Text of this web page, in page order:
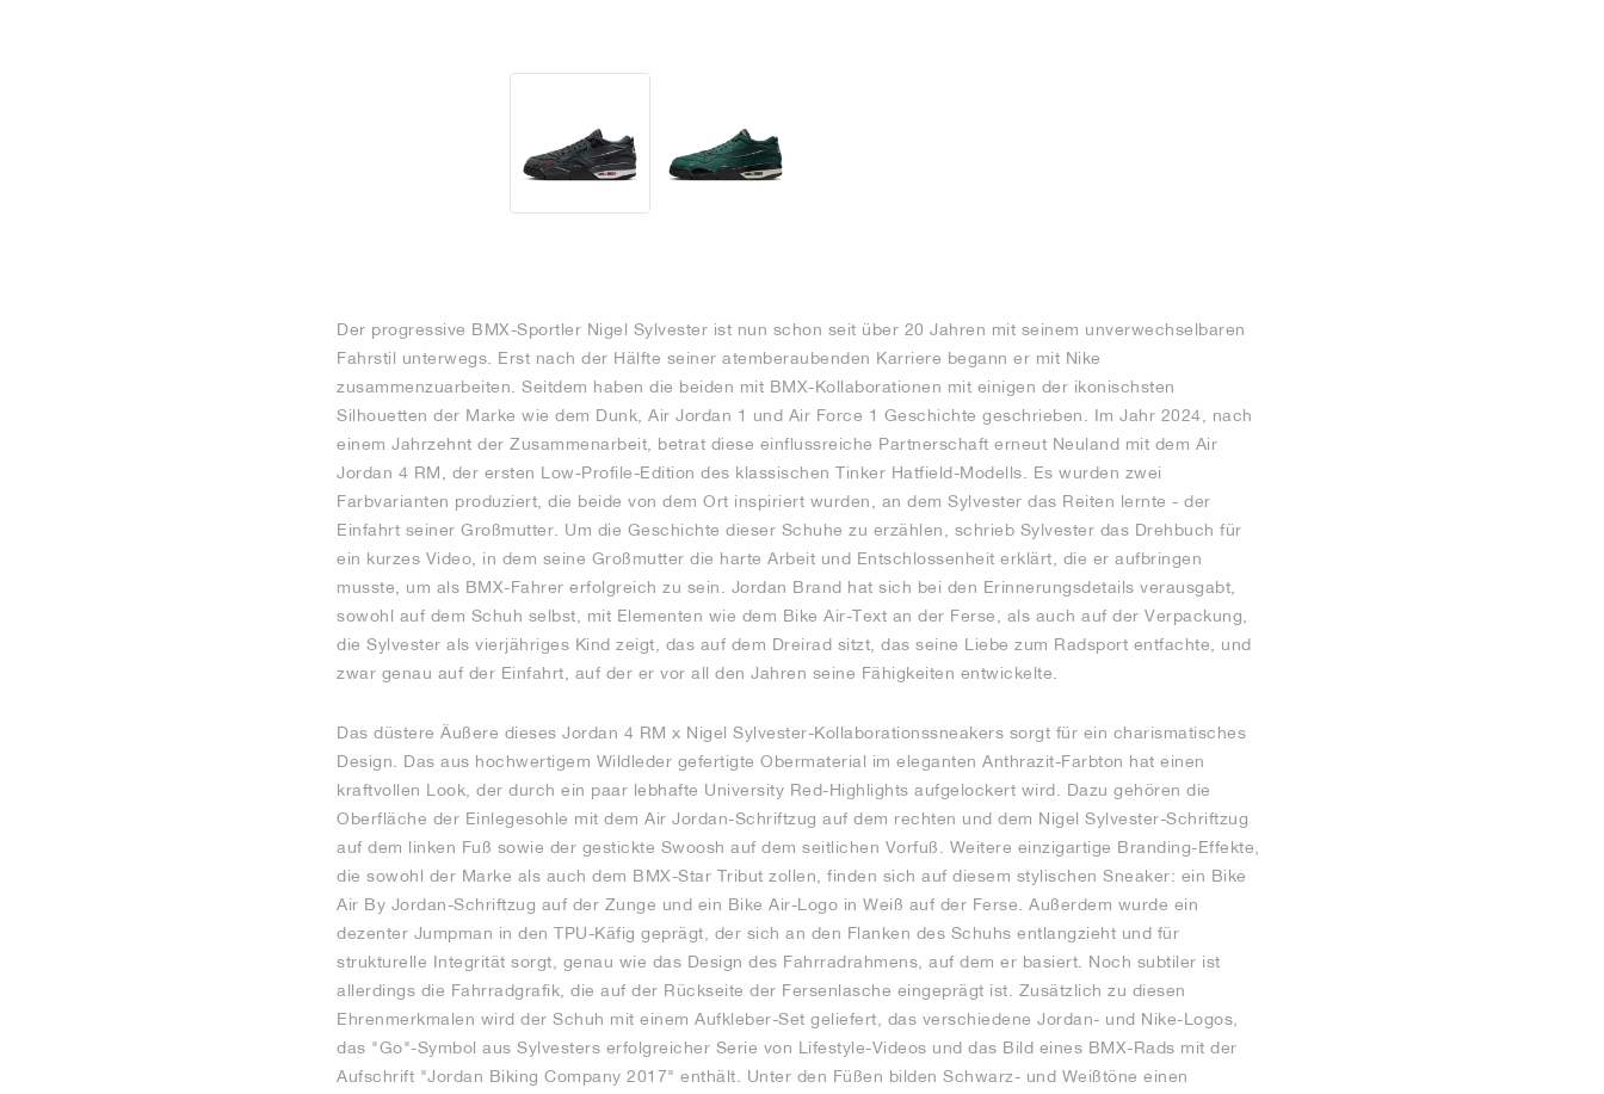
Der progressive BMX-Sportler Nigel Sylvester ist nun schon seit über 20 Jahren mit seinem unverwechselbaren
Fahrstil unterwegs. Erst nach der Hälfte seiner atemberaubenden Karriere begann er mit Nike
zusammenzuarbeiten. Seitdem haben die beiden mit BMX-Kollaborationen mit einigen der ikonischsten
Silhouetten der Marke wie dem Dunk, Air Jordan 1 und Air Force 1 Geschichte geschrieben. Im Jahr 2024, nach
einem Jahrzehnt der Zusammenarbeit, betrat diese einflussreiche Partnerschaft erneut Neuland mit dem Air
Jordan 4 RM, der ersten Low-Profile-Edition des klassischen Tinker Hatfield-Modells. Es wurden zwei
Farbvarianten produziert, die beide von dem Ort inspiriert wurden, an dem Sylvester das Reiten lernte - der
Einfahrt seiner Großmutter. Um die Geschichte dieser Schuhe zu erzählen, schrieb Sylvester das Drehbuch für
ein kurzes Video, in dem seine Großmutter die harte Arbeit und Entschlossenheit erklärt, die er aufbringen
musste, um als BMX-Fahrer erfolgreich zu sein. Jordan Brand hat sich bei den Erinnerungsdetails verausgabt,
sowohl auf dem Schuh selbst, mit Elementen wie dem Bike Air-Text an der Ferse, als auch auf der Verpackung,
die Sylvester als vierjähriges Kind zeigt, das auf dem Dreirad sitzt, das seine Liebe zum Radsport entfachte, und
zwar genau auf der Einfahrt, auf der er vor all den Jahren seine Fähigkeiten entwickelte.
Das düstere Äußere dieses Jordan 4 RM x Nigel Sylvester-Kollaborationssneakers sorgt für ein charismatisches
Design. Das aus hochwertigem Wildleder gefertigte Obermaterial im eleganten Anthrazit-Farbton hat einen
kraftvollen Look, der durch ein paar lebhafte University Red-Highlights aufgelockert wird. Dazu gehören die
Oberfläche der Einlegesohle mit dem Air Jordan-Schriftzug auf dem rechten und dem Nigel Sylvester-Schriftzug
auf dem linken Fuß sowie der gestickte Swoosh auf dem seitlichen Vorfuß. Weitere einzigartige Branding-Effekte,
die sowohl der Marke als auch dem BMX-Star Tribut zollen, finden sich auf diesem stylischen Sneaker: ein Bike
Air By Jordan-Schriftzug auf der Zunge und ein Bike Air-Logo in Weiß auf der Ferse. Außerdem wurde ein
dezenter Jumpman in den TPU-Käfig geprägt, der sich an den Flanken des Schuhs entlangzieht und für
strukturelle Integrität sorgt, genau wie das Design des Fahrradrahmens, auf dem er basiert. Noch subtiler ist
allerdings die Fahrradgrafik, die auf der Rückseite der Fersenlasche eingeprägt ist. Zusätzlich zu diesen
Ehrenmerkmalen wird der Schuh mit einem Aufkleber-Set geliefert, das verschiedene Jordan- und Nike-Logos,
das "Go"-Symbol aus Sylvesters erfolgreicher Serie von Lifestyle-Videos und das Bild eines BMX-Rads mit der
Aufschrift "Jordan Biking Company 2017" enthält. Unter den Füßen bilden Schwarz- und Weißtöne einen